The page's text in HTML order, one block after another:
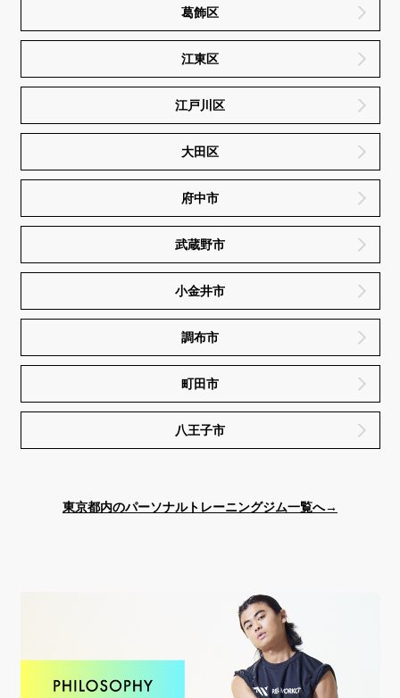
葛飾区
江東区
江戸川区
大田区
府中市
武蔵野市
小金井市
調布市
町田市
八王子市
東京都内のパーソナルトレーニングジム一覧へ→